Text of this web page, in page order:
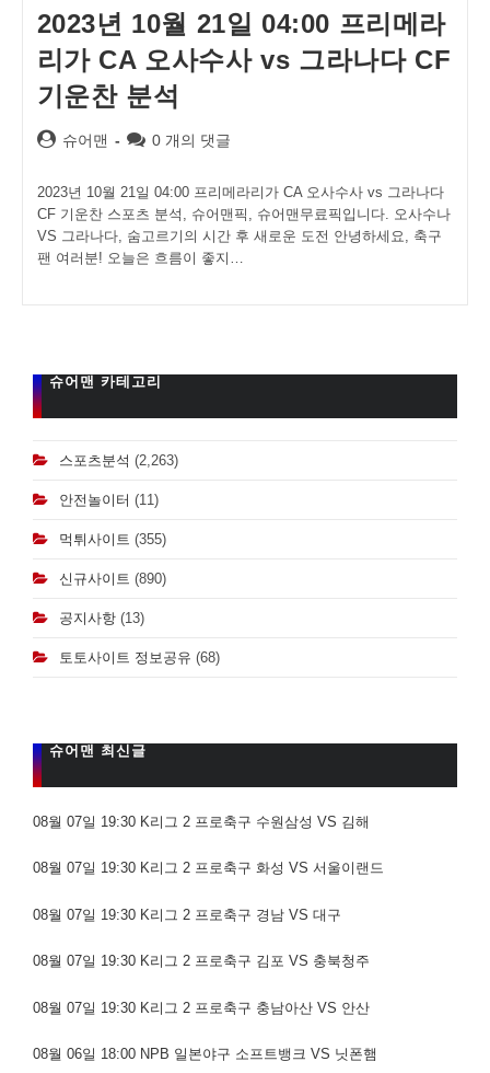
2023년 10월 21일 04:00 프리메라
리가 CA 오사수사 vs 그라나다 CF
기운찬 분석
Post슈어맨
Post0 개의 댓글
2023년 10월 21일 04:00 프리메라리가 CA 오사수사 vs 그라나다
CF 기운찬 스포츠 분석, 슈어맨픽, 슈어맨무료픽입니다. 오사수나
VS 그라나다, 숨고르기의 시간 후 새로운 도전 안녕하세요, 축구
팬 여러분! 오늘은 흐름이 좋지…
슈어맨 카테고리
스포츠분석 (2,263)
안전놀이터 (11)
먹튀사이트 (355)
신규사이트 (890)
공지사항 (13)
토토사이트 정보공유 (68)
슈어맨 최신글
08월 07일 19:30 K리그 2 프로축구 수원삼성 VS 김해
08월 07일 19:30 K리그 2 프로축구 화성 VS 서울이랜드
08월 07일 19:30 K리그 2 프로축구 경남 VS 대구
08월 07일 19:30 K리그 2 프로축구 김포 VS 충북청주
08월 07일 19:30 K리그 2 프로축구 충남아산 VS 안산
08월 06일 18:00 NPB 일본야구 소프트뱅크 VS 닛폰햄